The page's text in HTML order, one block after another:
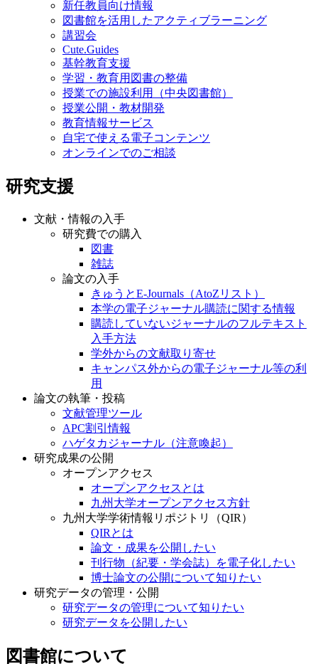
新任教員向け情報
図書館を活用したアクティブラーニング
講習会
Cute.Guides
基幹教育支援
学習・教育用図書の整備
授業での施設利用（中央図書館）
授業公開・教材開発
教育情報サービス
自宅で使える電子コンテンツ
オンラインでのご相談
研究支援
文献・情報の入手
研究費での購入
図書
雑誌
論文の入手
きゅうとE-Journals（AtoZリスト）
本学の電子ジャーナル購読に関する情報
購読していないジャーナルのフルテキスト
入手方法
学外からの文献取り寄せ
キャンパス外からの電子ジャーナル等の利
用
論文の執筆・投稿
文献管理ツール
APC割引情報
ハゲタカジャーナル（注意喚起）
研究成果の公開
オープンアクセス
オープンアクセスとは
九州大学オープンアクセス方針
九州大学学術情報リポジトリ（QIR）
QIRとは
論文・成果を公開したい
刊行物（紀要・学会誌）を電子化したい
博士論文の公開について知りたい
研究データの管理・公開
研究データの管理について知りたい
研究データを公開したい
図書館について